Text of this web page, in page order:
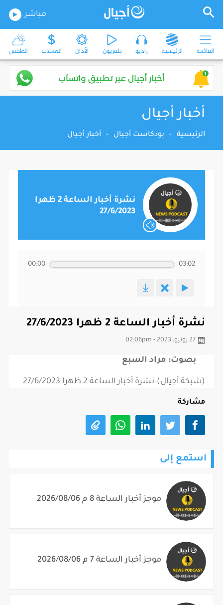
مباشر
القائمة الرئيسية راديو تلفزيون الأذان العملات الطقس
أخبار أجيال
الرئيسية - بودكاست أجيال - أخبار أجيال
نشرة أخبار الساعة 2 ظهرا
27/6/2023
00:00 03:02
نشرة أخبار الساعة 2 ظهرا 27/6/2023
27 يونيو، 2023 - 02:06pm
بصوت: مراد السبع
(شبكة أجيال)-نشرة أخبار الساعة 2 ظهرا 27/6/2023
مشاركة
استمع إلى
موجز أخبار الساعة 8 م 2026/08/06
موجز أخبار الساعة 7 م 2026/08/06